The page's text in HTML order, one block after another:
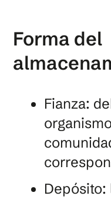
Forma del
Fianza:
Depósito: